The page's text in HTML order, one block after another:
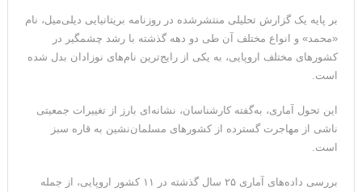
مذاکرات تنگه هرمز به نتیجه نرسید؛ سپاه جنگ را برگزید/بازگشت دو
ناو هواپیمابر
ونزوئلا؛ منتقدان ترامپ اذعان می‌کنند که حق با او بود وضعیت
بهبود یافته است
دیپلمات حکومتی: ترامپ می‌خواهد یک بار برای همیشه نسخه ما را
بپیچد+تحلیل
بر پایه یک گزارش تحلیلی منتشرشده در روزنامه بریتانیایی دیلی‌میل، نام
«محمد» و انواع مختلف آن طی دو دهه گذشته با رشد چشمگیر در
کشورهای مختلف اروپایی، به یکی از رایج‌ترین نام‌های نوزادان بدل شده
است.
این تحول آماری، به‌گفته کارشناسان، نشانه‌ای بارز از تغییرات جمعیتی
ناشی از مهاجرت‌ گسترده از کشورهای مسلمان‌نشین به قاره سبز
است.
بررسی داده‌های آماری ۲۵ سال گذشته در ۱۱ کشور اروپایی، از جمله